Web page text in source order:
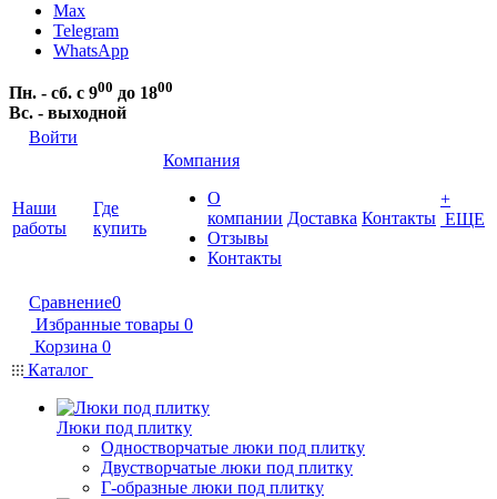
Max
Telegram
WhatsApp
Пн. - сб. с 900 до 1800
Вс. - выходной
Войти
Наши
работы
Где
купить
Компания
О
компании
Отзывы
Контакты
Доставка Контакты
+
ЕЩЕ
Сравнение0
Избранные товары 0
Корзина 0
Каталог
Люки под плитку
Одностворчатые люки под плитку
Двустворчатые люки под плитку
Г-образные люки под плитку